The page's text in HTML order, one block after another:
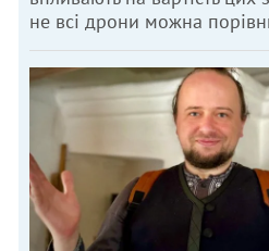
не всі дрони можна